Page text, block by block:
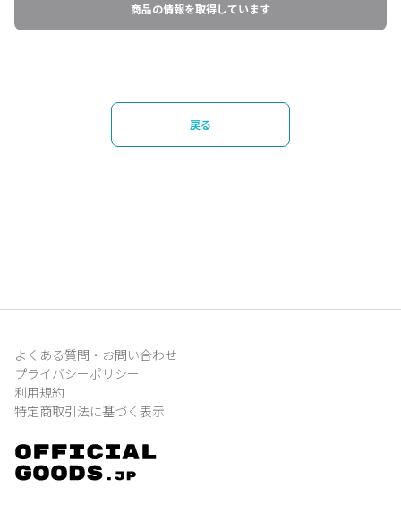
商品の情報を取得しています
戻る
よくある質問・お問い合わせ
プライバシーポリシー
利用規約
特定商取引法に基づく表示